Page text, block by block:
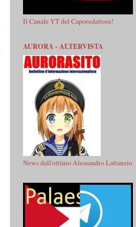
Il Canale YT del Caporedattore!
AURORA - ALTERVISTA
News dall'ottimo Alessandro Lattanzio